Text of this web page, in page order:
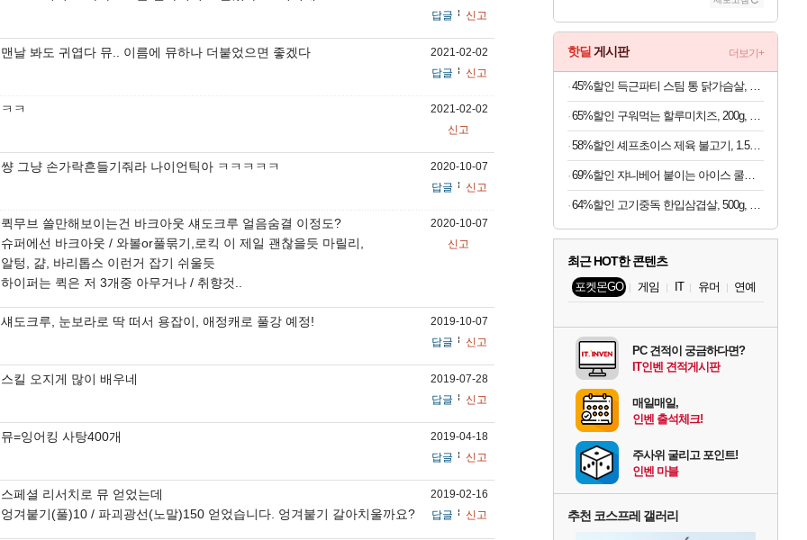
답글
신고
맨날 봐도 귀엽다 뮤.. 이름에 뮤하나 더붙었으면 좋겠다
2021-02-02
답글
신고
ㅋㅋ
2021-02-02
신고
썅 그냥 손가락흔들기줘라 나이언틱아 ㅋㅋㅋㅋㅋ
2020-10-07
답글
신고
퀵무브 쓸만해보이는건 바크아웃 섀도크루 얼음숨결 이정도?
슈퍼에선 바크아웃 / 와볼or풀묶기,로킥 이 제일 괜찮을듯 마릴리,
알텅, 걂, 바리톱스 이런거 잡기 쉬울듯
하이퍼는 퀵은 저 3개중 아무거나 / 취향것..
2020-10-07
신고
섀도크루, 눈보라로 딱 떠서 용잡이, 애정캐로 풀강 예정!
2019-10-07
답글
신고
스킬 오지게 많이 배우네
2019-07-28
답글
신고
뮤=잉어킹 사탕400개
2019-04-18
답글
신고
스페셜 리서치로 뮤 얻었는데
엉겨붙기(풀)10 / 파괴광선(노말)150 얻었습니다. 엉겨붙기 갈아치울까요?
2019-02-16
답글
신고
핫딜 게시판 더보기+
45%할인 득근파티 스팀 통 닭가슴살, 6종 혼합, 100g, 30팩
65%할인 구워먹는 할루미치즈, 200g, 3개
58%할인 셰프초이스 제육 불고기, 1.5kg, 1개
69%할인 쟈니베어 붙이는 아이스 쿨패치 쿨링시트, 30개, 1팩
64%할인 고기중독 한입삼겹살, 500g, 4개
최근 HOT한 콘텐츠
포켓몬GO 게임 IT 유머 연예
PC 견적이 궁금하다면?
IT인벤 견적게시판
매일매일,
인벤 출석체크!
주사위 굴리고 포인트!
인벤 마블
추천 코스프레 갤러리